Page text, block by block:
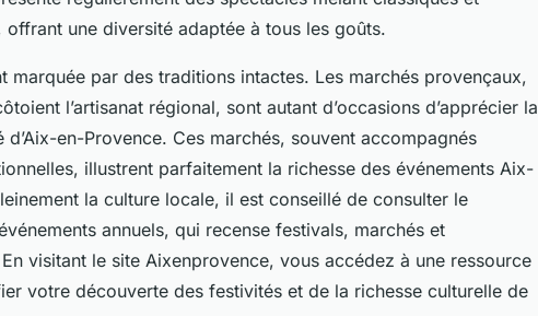
une diversité adaptée à tous les goûts.
marquée par des traditions intactes. Les marchés provençaux,
l’artisanat régional, sont autant d’occasions d’apprécier la
d’Aix-en-Provence. Ces marchés, souvent accompagnés
illustrent parfaitement la richesse des événements Aix-
la culture locale, il est conseillé de consulter le
annuels, qui recense festivals, marchés et
visitant le site Aixenprovence, vous accédez à une ressource
votre découverte des festivités et de la richesse culturelle de